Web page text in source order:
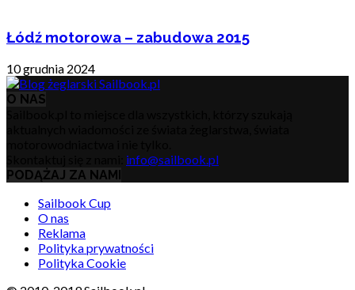
Łódź motorowa – zabudowa 2015
10 grudnia 2024
O NAS
info@sailbook.pl
PODĄŻAJ ZA NAMI
Sailbook Cup
O nas
Reklama
Polityka prywatności
Polityka Cookie